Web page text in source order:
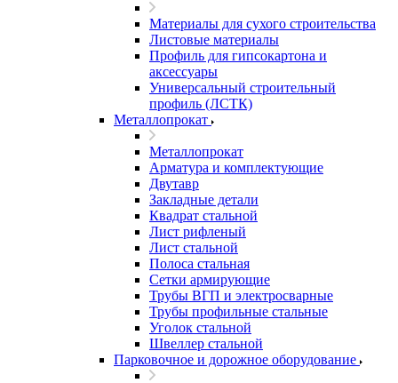
Материалы для сухого строительства
Листовые материалы
Профиль для гипсокартона и
аксессуары
Универсальный строительный
профиль (ЛСТК)
Металлопрокат
Металлопрокат
Арматура и комплектующие
Двутавр
Закладные детали
Квадрат стальной
Лист рифленый
Лист стальной
Полоса стальная
Сетки армирующие
Трубы ВГП и электросварные
Трубы профильные стальные
Уголок стальной
Швеллер стальной
Парковочное и дорожное оборудование